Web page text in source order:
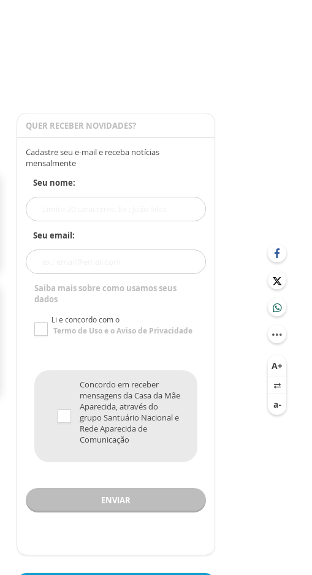
QUER RECEBER NOVIDADES?
Cadastre seu e-mail e receba notícias
mensalmente
Seu nome:
Seu email:
Saiba mais sobre como usamos seus
dados
Li e concordo com o
Termo de Usoe oAviso de Privacidade
Concordo em receber
mensagens da Casa da Mãe
Aparecida, através do
grupo Santuário Nacional e
Rede Aparecida de
Comunicação
ENVIAR